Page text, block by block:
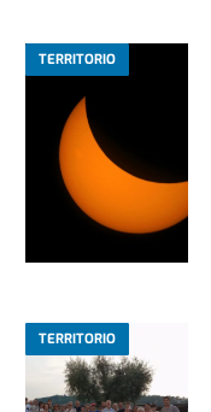
TERRITORIO
TERRITORIO